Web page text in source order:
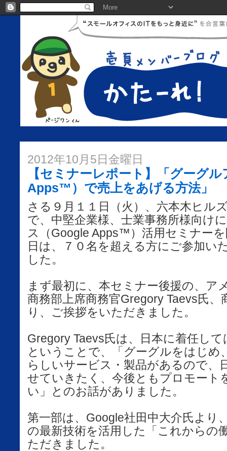
2012年10月5日金曜日
【セミナーレポート】「グーグ
Apps™）で売上をあげる方法」
さる９月１１日（火）、六本木ヒル
で、中堅企業様、士業事務所様向け
ス（Google Apps™）活用セミナー
日は、７０名を超える方にご参加い
した。
まず最初に、本セミナー後援の、ア
商務部上席商務官Gregory Taevs氏、
り、ご挨拶をいただきました。
Gregory Taevs氏は、日本に着任し
ということで、「グーグルをはじめ
らしいサービス・製品があるので、
せていきたく、今後ともプロモート
い」とのお話がありました。
第一部は、Google社田中大介氏より
の最新技術を活用した「これからの
ただきました。